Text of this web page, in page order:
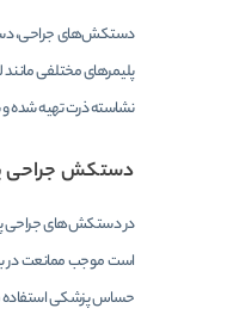
دستکش‌های جراحی،
پلیمرهای مختلفی
نشاسته ذرت تهیه شده
دستکش جراحی
در دستکش‌های جراحی
است موجب ممانعت در
حساس پزشکی استفاده